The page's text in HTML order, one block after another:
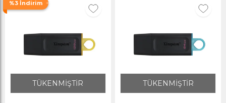
%3 İndirim
TÜKENMİŞTİR TÜKENMİŞTİR